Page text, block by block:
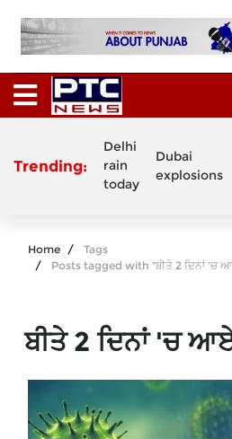
Trending:
Delhi
rain
today
Dubai
explosions
Home
Tags
Posts tagged with "ਬੀਤੇ 2 ਦਿਨਾਂ 'ਚ
ਬੀਤੇ 2 ਦਿਨਾਂ 'ਚ